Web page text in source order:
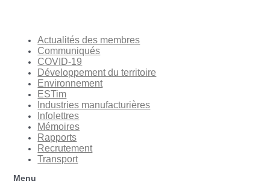
Actualités des membres
Communiqués
COVID-19
Développement du territoire
Environnement
ESTim
Industries manufacturières
Infolettres
Mémoires
Rapports
Recrutement
Transport
Menu